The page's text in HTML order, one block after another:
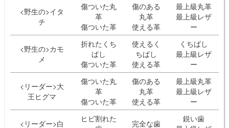
<野生の>イタ
チ
傷ついた丸
革
傷ついた革
傷のある
丸革
使える革
最上級丸革
最上級レザ
ー
<野生の>カモ
メ
折れたくち
ばし
傷ついた革
使えるく
ちばし
使える革
くちばし
最上級レザ
ー
<リーダー>大
王ヒグマ
傷ついた丸
革
傷ついた革
傷のある
丸革
使える革
最上級丸革
最上級レザ
ー
<リーダー>白
ヒビ割れた
完全な歯
鋭い歯